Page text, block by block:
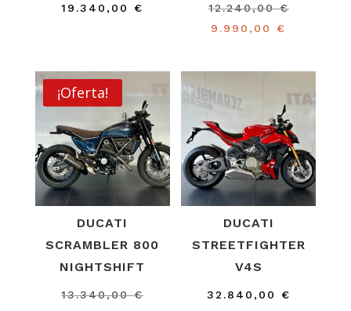
19.340,00 € 12.240,00€El
era:
9.990,00 €
actual
9.990,00
¡Oferta!
DUCATI
SCRAMBLER 800
NIGHTSHIFT
13.340,00€El
DUCATI
STREETFIGHTER
V4S
32.840,00 €